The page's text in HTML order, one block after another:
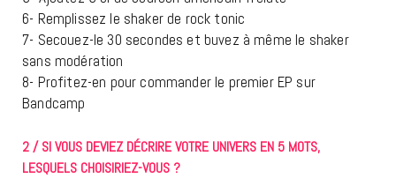
6- Remplissez le shaker de rock tonic
7- Secouez-le 30 secondes et buvez à même le shaker
sans modération
8- Profitez-en pour commander le premier EP sur
Bandcamp
2 / SI VOUS DEVIEZ DÉCRIRE VOTRE UNIVERS EN 5 MOTS,
LESQUELS CHOISIRIEZ-VOUS ?